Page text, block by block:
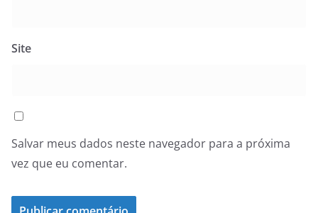
Site
Salvar meus dados neste navegador para a próxima
vez que eu comentar.